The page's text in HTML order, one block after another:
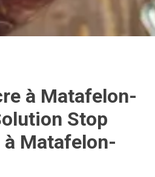
à Matafelon-
Stop
à Matafelon-